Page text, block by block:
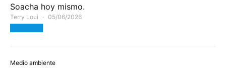
Soacha hoy mismo.
Terry Loui 05/06/2026
Medio ambiente